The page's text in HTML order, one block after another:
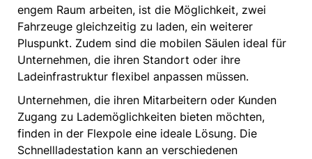
engem Raum arbeiten, ist die Möglichkeit, zwei
Fahrzeuge gleichzeitig zu laden, ein weiterer
Pluspunkt. Zudem sind die mobilen Säulen ideal für
Unternehmen, die ihren Standort oder ihre
Ladeinfrastruktur flexibel anpassen müssen.
Unternehmen, die ihren Mitarbeitern oder Kunden
Zugang zu Lademöglichkeiten bieten möchten,
finden in der Flexpole eine ideale Lösung. Die
Schnellladestation kann an verschiedenen